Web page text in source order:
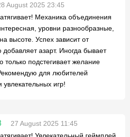
August 2025 23:45
Механика объединения
уровни разнообразные,
высоте. Успех зависит от
добавляет азарт. Иногда бывает
только подстегивает желание
для любителей
игр!
27 August 2025 11:45